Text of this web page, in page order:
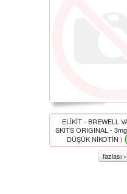
ELİKİT - BREWELL
SKITS ORIGINAL -
DÜŞÜK NİKOTİN )
fazlası »